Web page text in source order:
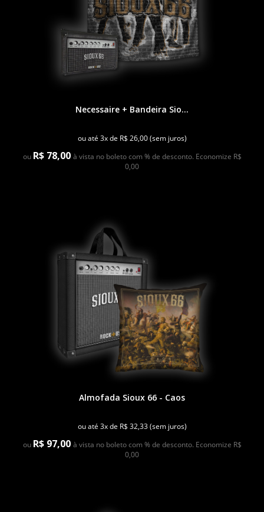
Necessaire + Bandeira Sio...
ou até 3x de R$ 26,00 (sem juros)
ou R$ 78,00 à vista no boleto com % de desconto. Economize R$
0,00
Almofada Sioux 66 - Caos
ou até 3x de R$ 32,33 (sem juros)
ou R$ 97,00 à vista no boleto com % de desconto. Economize R$
0,00